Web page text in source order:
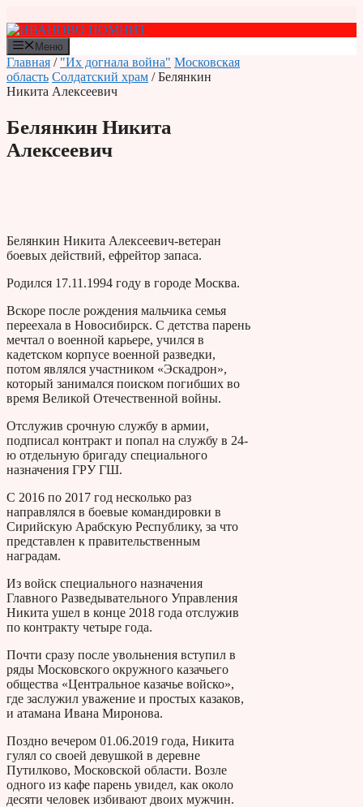
к
содержимому
Меню
Главная / "Их догнала война" Московская
область Солдатский храм / Белянкин
Никита Алексеевич
Белянкин Никита
Алексеевич
Белянкин Никита Алексеевич-ветеран
боевых действий, ефрейтор запаса.
Родился 17.11.1994 году в городе Москва.
Вскоре после рождения мальчика семья
переехала в Новосибирск. С детства парень
мечтал о военной карьере, учился в
кадетском корпусе военной разведки,
потом являлся участником «Эскадрон»,
который занимался поиском погибших во
время Великой Отечественной войны.
Отслужив срочную службу в армии,
подписал контракт и попал на службу в 24-
ю отдельную бригаду специального
назначения ГРУ ГШ.
С 2016 по 2017 год несколько раз
направлялся в боевые командировки в
Сирийскую Арабскую Республику, за что
представлен к правительственным
наградам.
Из войск специального назначения
Главного Разведывательного Управления
Никита ушел в конце 2018 года отслужив
по контракту четыре года.
Почти сразу после увольнения вступил в
ряды Московского окружного казачьего
общества «Центральное казачье войско»,
где заслужил уважение и простых казаков,
и атамана Ивана Миронова.
Поздно вечером 01.06.2019 года, Никита
гулял со своей девушкой в деревне
Путилково, Московской области. Возле
одного из кафе парень увидел, как около
десяти человек избивают двоих мужчин.